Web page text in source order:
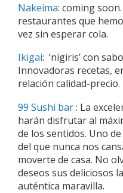
Nakeima: coming
restaurantes que
vez sin esperar cola.
Ikigai: ‘nigiris’ con
Innovadoras recetas,
relación calidad-precio.
99 Sushi bar: La
harán disfrutar al
de los sentidos. Uno
del que nunca nos
moverte de casa. No
deseos sus deliciosos
auténtica maravilla.